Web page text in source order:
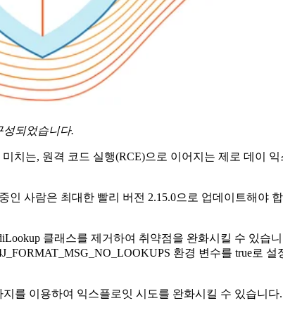
성되었습니다.
치는, 원격 코드 실행(RCE)으로 이어지는 제로 데이 익
사람은 최대한 빨리 버전 2.15.0으로 업데이트해야
클래스를 제거하여 취약점을 완화시킬 수 있습
환경 변수를 true로
를 이용하여 익스플로잇 시도를 완화시킬 수 있습니다.